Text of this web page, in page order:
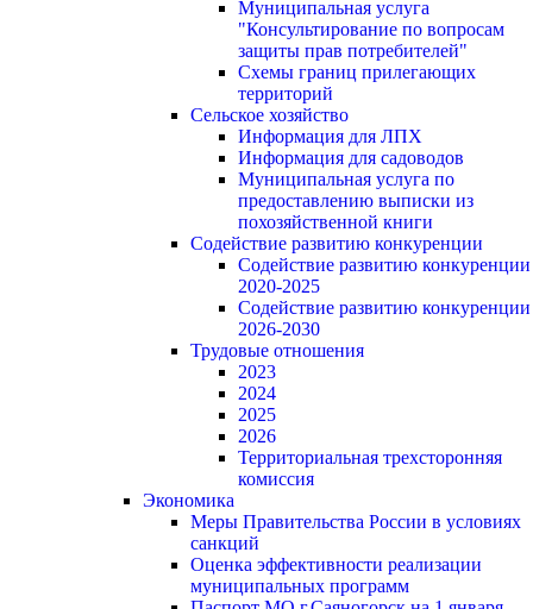
Муниципальная услуга
"Консультирование по вопросам
защиты прав потребителей"
Схемы границ прилегающих
территорий
Сельское хозяйство
Информация для ЛПХ
Информация для садоводов
Муниципальная услуга по
предоставлению выписки из
похозяйственной книги
Содействие развитию конкуренции
Содействие развитию конкуренции
2020-2025
Содействие развитию конкуренции
2026-2030
Трудовые отношения
2023
2024
2025
2026
Территориальная трехсторонняя
комиссия
Экономика
Меры Правительства России в условиях
санкций
Оценка эффективности реализации
муниципальных программ